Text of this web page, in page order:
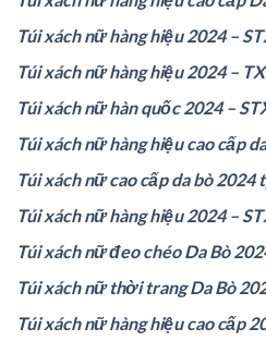
Túi xách nữ hàng hiệu 2024 –
Túi xách nữ hàng hiệu 2024 –
Túi xách nữ hàn quốc 2024 –
Túi xách nữ hàng hiệu cao cấp
Túi xách nữ cao cấp da bò 2024
Túi xách nữ hàng hiệu 2024 –
Túi xách nữ đeo chéo Da Bò
Túi xách nữ thời trang Da Bò
Túi xách nữ hàng hiệu cao cấp